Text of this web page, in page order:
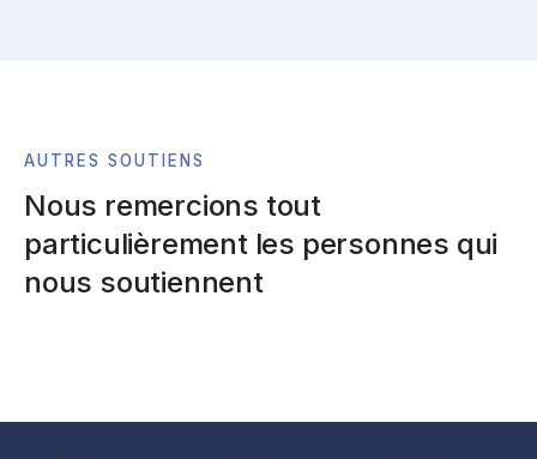
AUTRES SOUTIENS
Nous remercions tout
particulièrement les personnes qui
nous soutiennent